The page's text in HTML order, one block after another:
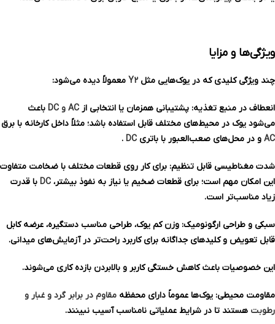
ویژگی‌ها و مزایا
چند ویژگی کلیدی که در یوک‌هایی مثل Y2 معمولاً دیده می‌شود:
انعطاف در منبع تغذیه: پشتیبانی همزمان یا انتخابی از
باعث
می‌شود یوک در محیط‌های مختلف قابل استفاده باشد؛ مثلاً داخل کارخانه با برق
AC و در محل‌های صعب‌العبور با باتری DC
.
شدت مغناطیسی قابل تنظیم: برای کار روی قطعات مختلف با ضخامت متفاوت
این امکان مهم است؛ برای قطعات ضخیم یا نیاز به نفوذ بیشتر، DC با قدرت
زیاد مناسب‌تر است.
سبکی و طراحی ارگونومیک: وزن کم یوک، طراحی مناسب دستگیره، عرضه کابل
قابل تعویض و کلیدهای جداگانه برای کاربرد راحت‌تر در آزمایش‌های میدانی.
این خصوصیات باعث کاهش خستگی کاربر و بالابردن بازده کاری می‌شوند.
مقاومت محیطی: یوک‌ها عموماً دارای محفظه مقاوم در برابر گرد و غبار و
رطوبت هستند تا در شرایط عملیاتی نامناسب آسیب نبینند.